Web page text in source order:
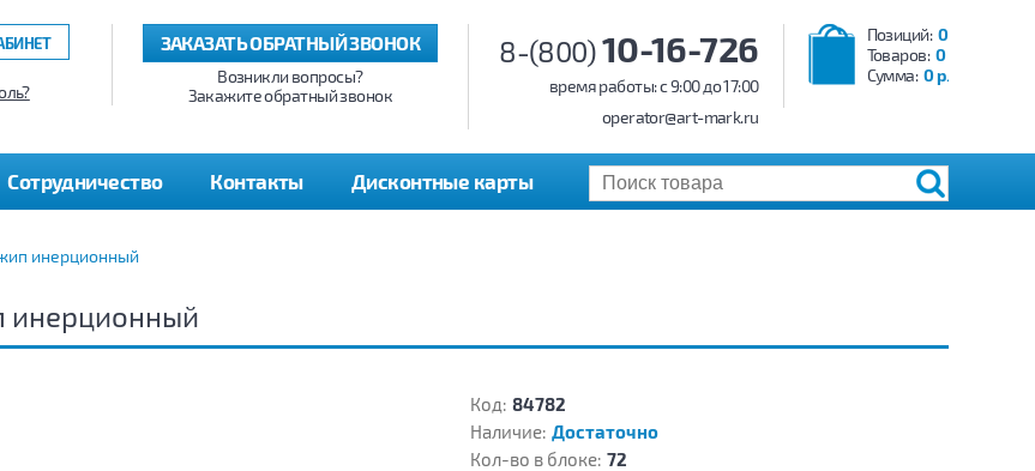
Позиций: 0
Товаров: 0
Сумма: 0 р.
8-(800)10-16-726
время работы: c 9:00 до 17:00
operator@art-mark.ru
ЗАКАЗАТЬ ОБРАТНЫЙ ЗВОНОК
Возникли вопросы?
Закажите обратный звонок
Сотрудничество Контакты Дисконтные карты
инерционный
Код: 84782
Наличие: Достаточно
Кол-во в блоке: 72